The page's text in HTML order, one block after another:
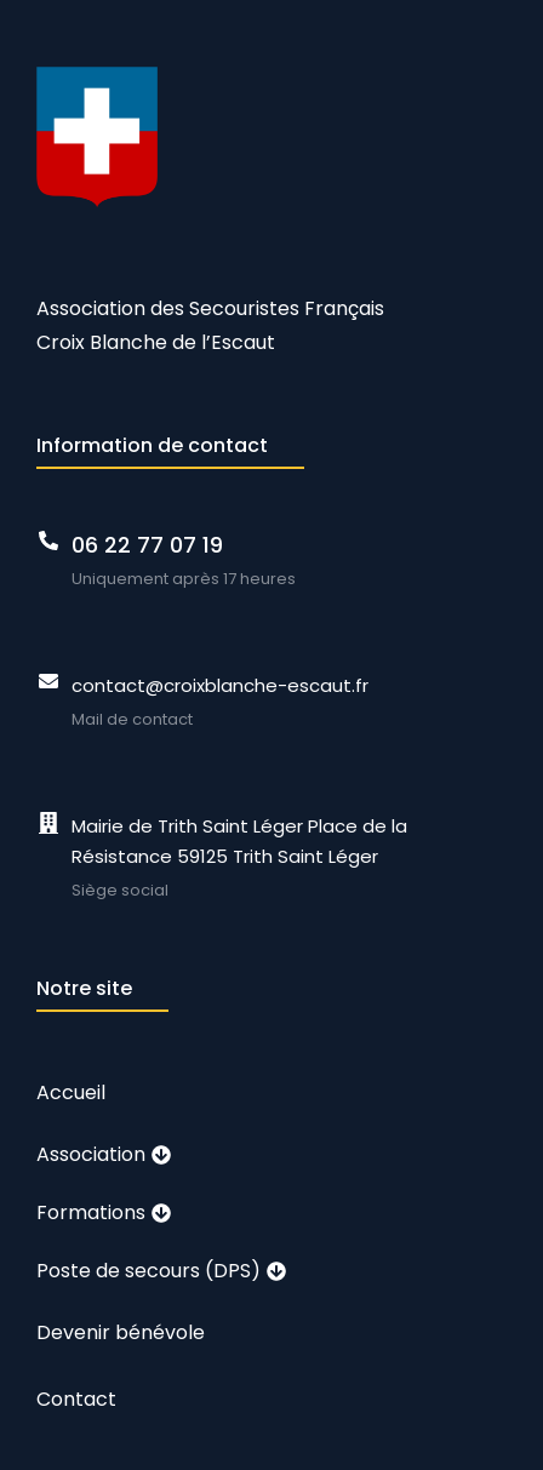
Association des Secouristes Français
Croix Blanche de l’Escaut
Information de contact
06 22 77 07 19
Uniquement après 17 heures
contact@croixblanche-escaut.fr
Mail de contact
Mairie de Trith Saint Léger Place de la
Résistance 59125 Trith Saint Léger
Siège social
Notre site
Accueil
Association
Formations
Poste de secours (DPS)
Devenir bénévole
Contact